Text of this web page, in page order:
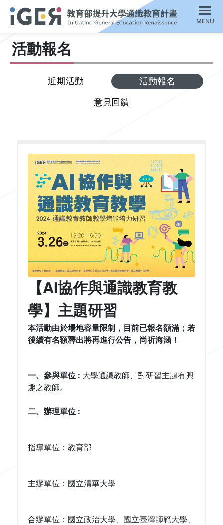
MENU
活動報名
近期活動
活動報名
意見回饋
【AI協作與通識教育教
學】主題研習
本活動由於場地容量限制，目前已報名額滿；若
後續有名額釋出將再進行公告，尚祈海涵！
一、參與單位 : 大學通識教師、對研習主題有興
趣之教師。
二、辦理單位 :
指導單位：教育部
主辦單位：國立清華大學
合辦單位：國立政治大學、國立臺灣師範大學、